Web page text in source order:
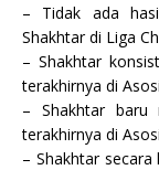
– Tidak ada
Shakhtar di Liga
– Shakhtar
terakhirnya di
– Shakhtar
terakhirnya di
– Shakhtar